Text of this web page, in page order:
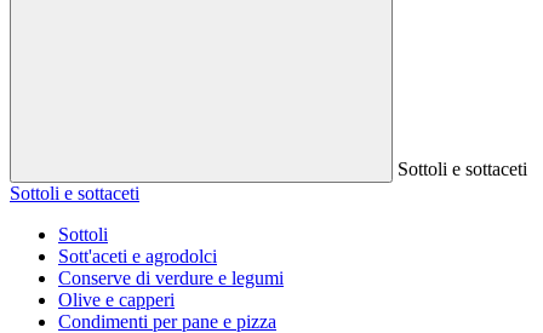
Sottoli e sottaceti
Sottoli e sottaceti
Sottoli
Sott'aceti e agrodolci
Conserve di verdure e legumi
Olive e capperi
Condimenti per pane e pizza